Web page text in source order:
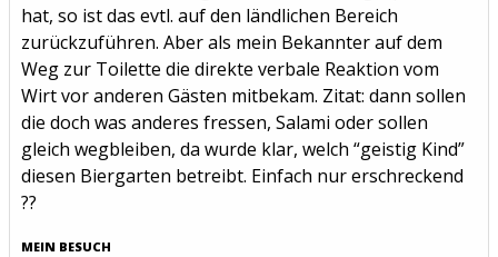
hat, so ist das evtl. auf den ländlichen Bereich
zurückzuführen. Aber als mein Bekannter auf dem
Weg zur Toilette die direkte verbale Reaktion vom
Wirt vor anderen Gästen mitbekam. Zitat: dann sollen
die doch was anderes fressen, Salami oder sollen
gleich wegbleiben, da wurde klar, welch “geistig Kind”
diesen Biergarten betreibt. Einfach nur erschreckend
??
MEIN BESUCH